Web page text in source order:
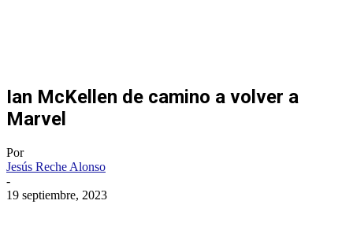
Ian McKellen de camino a volver a
Marvel
Por
Jesús Reche Alonso
-
19 septiembre, 2023